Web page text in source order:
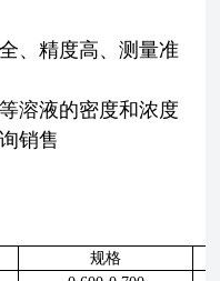
、精度高、测量准
溶液的密度和浓度
销售
规格